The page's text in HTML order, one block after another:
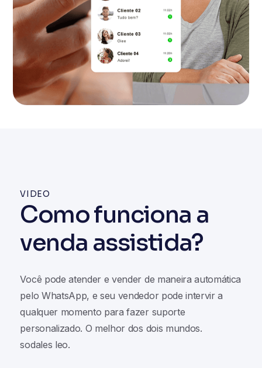
VIDEO
Como funciona a
venda assistida?
Você pode atender e vender de maneira automática
pelo WhatsApp, e seu vendedor pode intervir a
qualquer momento para fazer suporte
personalizado. O melhor dos dois mundos.
sodales leo.